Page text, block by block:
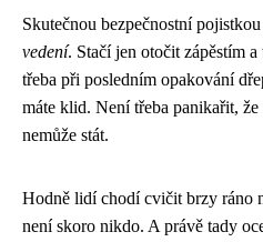
Skutečnou bezpečnostní
vedení. Stačí jen otočit zápěstím
třeba při posledním opakování
máte klid. Není třeba panikařit, že
nemůže stát.
Hodně lidí chodí cvičit brzy ráno
není skoro nikdo. A právě tady